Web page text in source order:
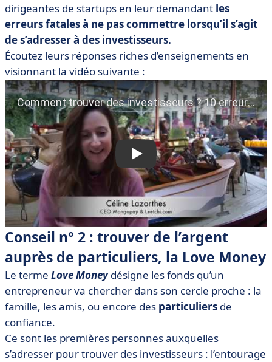
• Conseil bonus dédié aux éditeurs SaaS
dirigeantes de startups en leur demandant les
erreurs fatales à ne pas commettre lorsqu’il s’agit
de s’adresser à des investisseurs.
Écoutez leurs réponses riches d’enseignements en
visionnant la vidéo suivante :
Conseil n° 2 : trouver de l’argent
auprès de particuliers, la Love Money
Le terme Love Money désigne les fonds qu’un
entrepreneur va chercher dans son cercle proche : la
famille, les amis, ou encore des particuliers de
confiance.
Ce sont les premières personnes auxquelles
s’adresser pour trouver des investisseurs : l’entourage